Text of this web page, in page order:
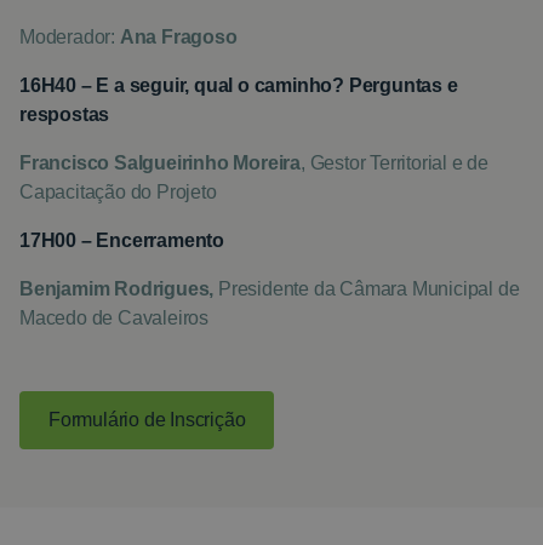
Moderador: Ana Fragoso
16H40 – E a seguir, qual o caminho? Perguntas e
respostas
Francisco Salgueirinho Moreira, Gestor Territorial e de
Capacitação do Projeto
17H00 – Encerramento
Benjamim Rodrigues, Presidente da Câmara Municipal de
Macedo de Cavaleiros
Formulário de Inscrição